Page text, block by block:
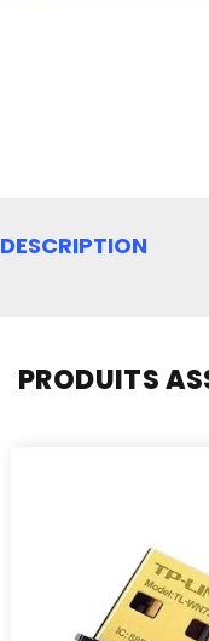
DESCRIPTION
PRODUITS